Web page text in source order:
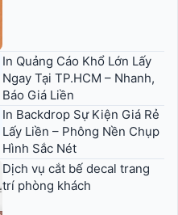
In Quảng Cáo Khổ Lớn Lấy
Ngay Tại TP.HCM – Nhanh,
Báo Giá Liền
In Backdrop Sự Kiện Giá Rẻ
Lấy Liền – Phông Nền Chụp
Hình Sắc Nét
Dịch vụ cắt bế decal trang
trí phòng khách